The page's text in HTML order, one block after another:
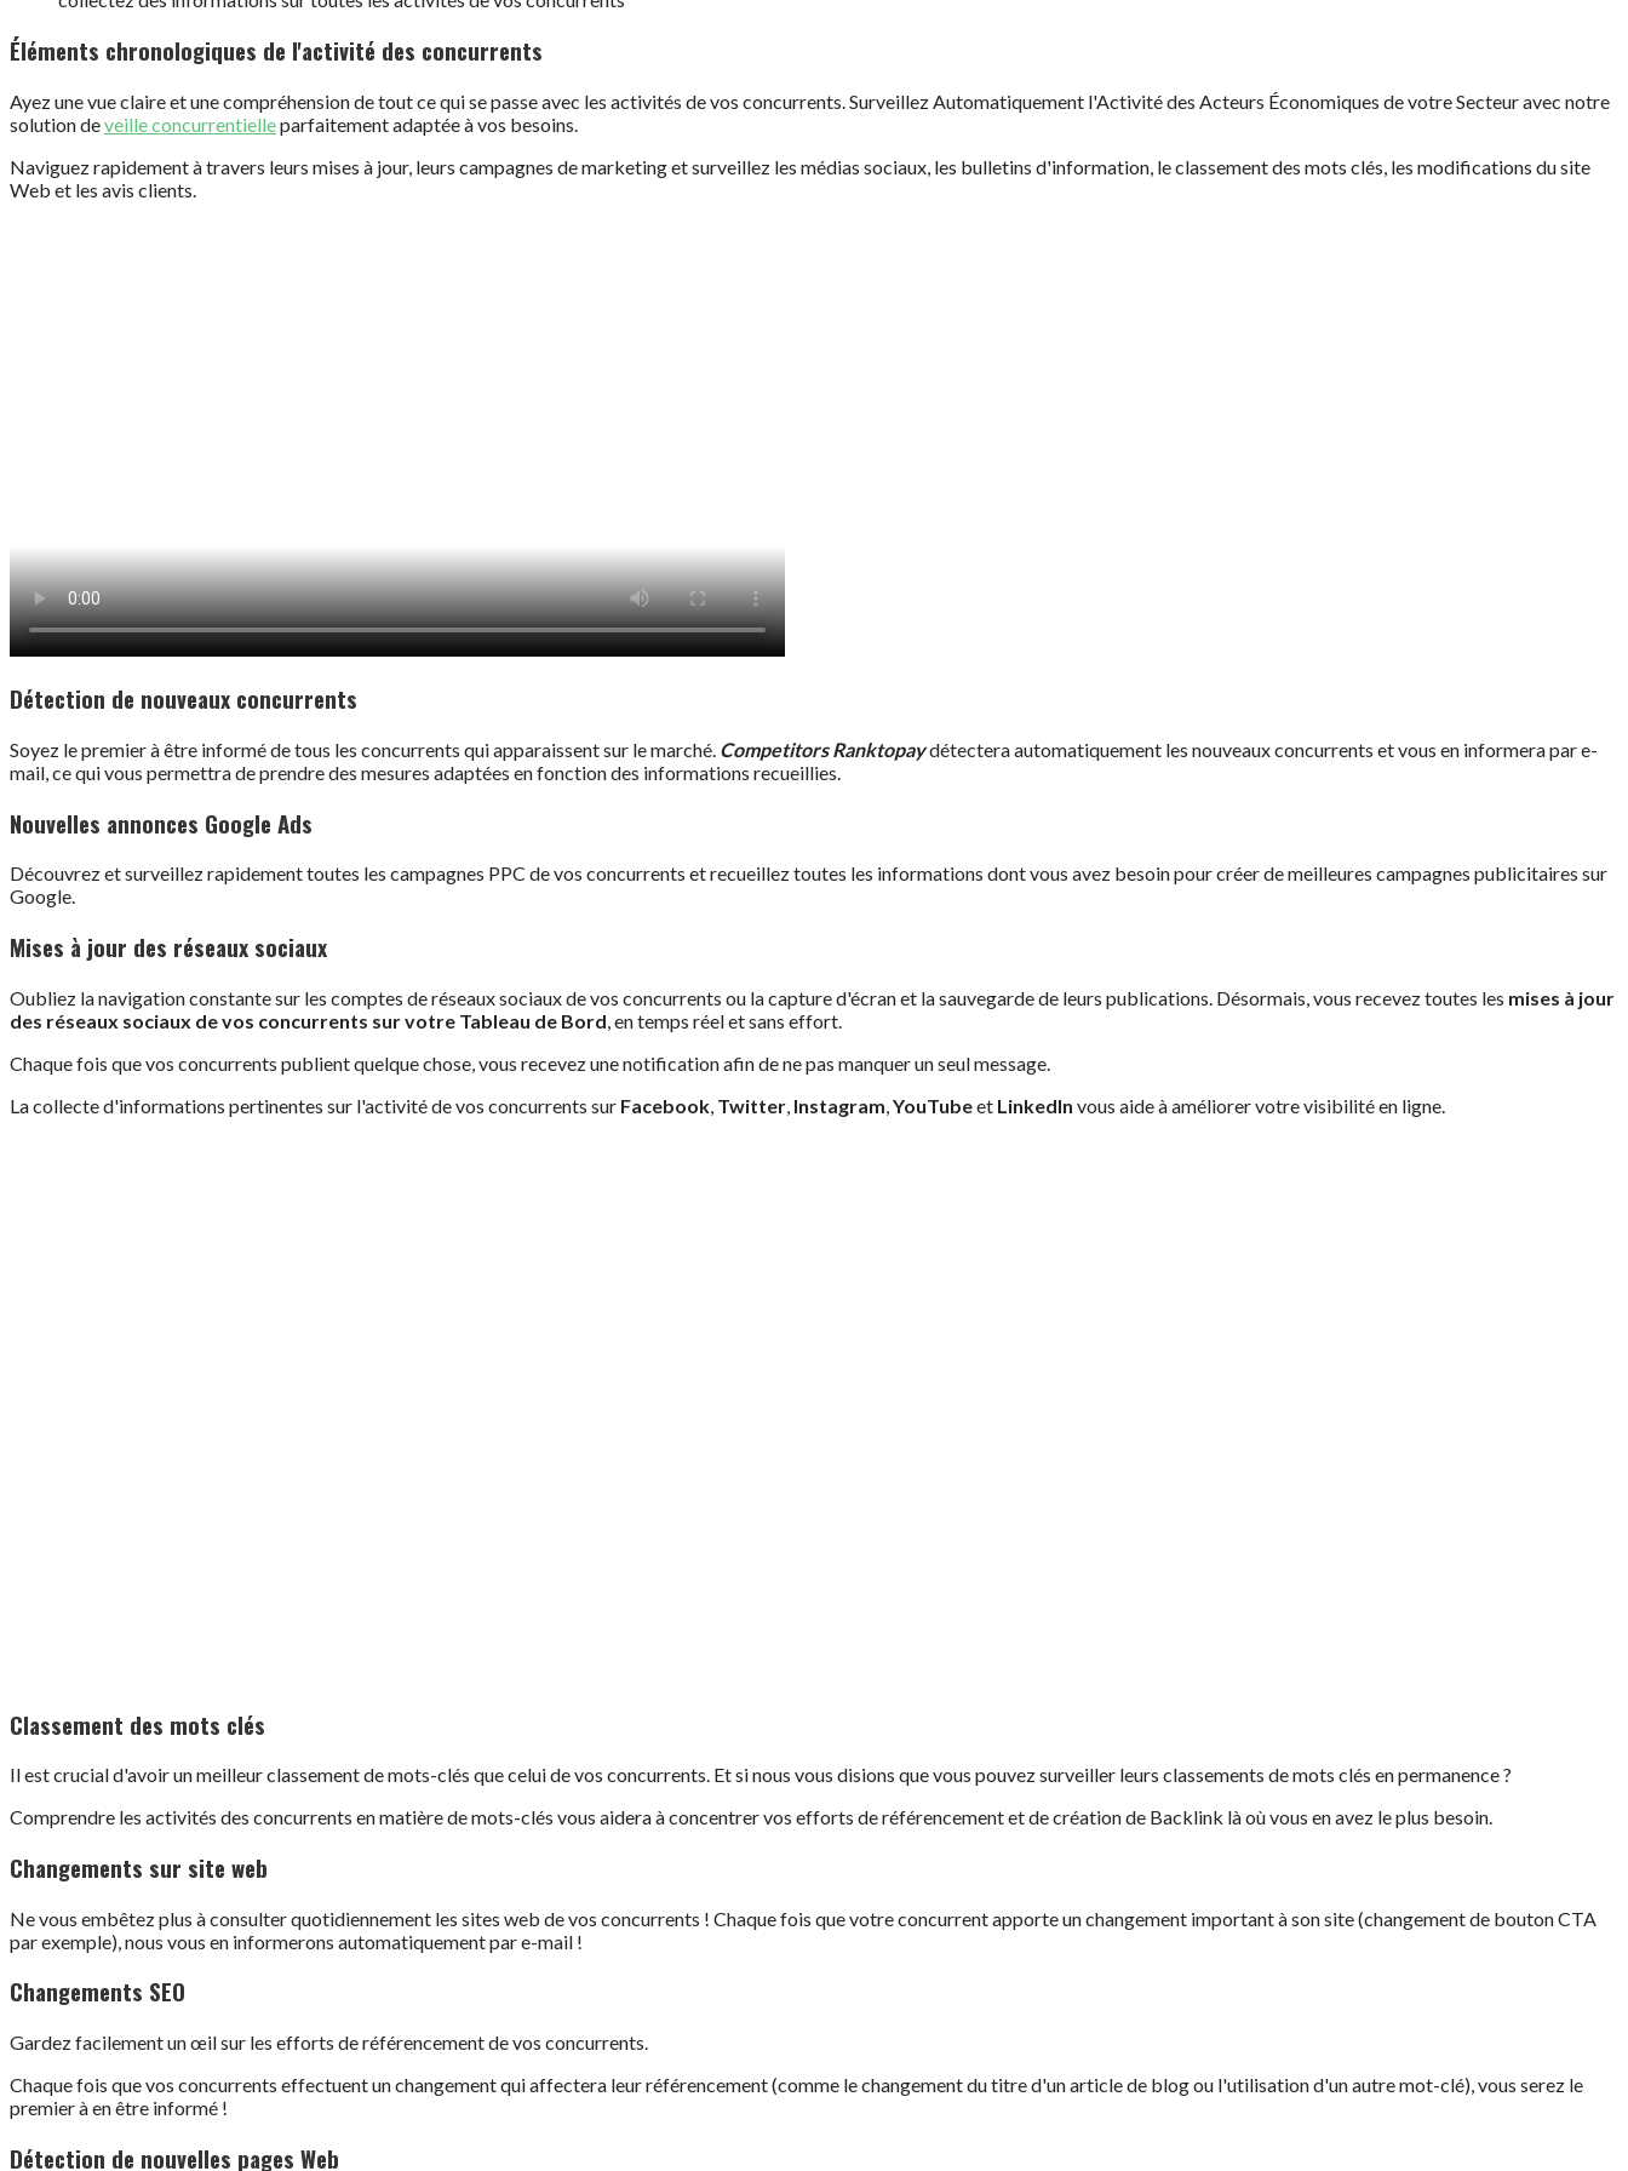
Éléments chronologiques de l'activité des concurrents
Ayez une vue claire et une compréhension de tout ce qui se passe avec les activités de vos concurrents. Surveillez Automatiquement l'Activité des Acteurs Économiques de votre Secteur avec notre
solution deveille concurrentielleparfaitement adaptée à vos besoins.
Naviguez rapidement à travers leurs mises à jour, leurs campagnes de marketing et surveillez les médias sociaux, les bulletins d'information, le classement des mots clés, les modifications du site
Web et les avis clients.
Détection de nouveaux concurrents
Soyez le premier à être informé de tous les concurrents qui apparaissent sur le marché. Competitors Ranktopaydétectera automatiquement les nouveaux concurrents et vous en informera par e-
mail, ce qui vous permettra de prendre des mesures adaptées en fonction des informations recueillies.
Nouvelles annonces Google Ads
Découvrez et surveillez rapidement toutes les campagnes PPC de vos concurrents et recueillez toutes les informations dont vous avez besoin pour créer de meilleures campagnes publicitaires sur
Google.
Mises à jour des réseaux sociaux
Oubliez la navigation constante sur les comptes de réseaux sociaux de vos concurrents ou la capture d'écran et la sauvegarde de leurs publications. Désormais, vous recevez toutes les mises à jour
des réseaux sociaux de vos concurrents sur votre Tableau de Bord, en temps réel et sans effort.
Chaque fois que vos concurrents publient quelque chose, vous recevez une notification afin de ne pas manquer un seul message.
La collecte d'informations pertinentes sur l'activité de vos concurrents sur Facebook, Twitter, Instagram,YouTubeet LinkedIn vous aide à améliorer votre visibilité en ligne.
Classement des mots clés
Il est crucial d'avoir un meilleur classement de mots-clés que celui de vos concurrents. Et si nous vous disions que vous pouvez surveiller leurs classements de mots clés en permanence ?
Comprendre les activités des concurrents en matière de mots-clés vous aidera à concentrer vos efforts de référencement et de création de Backlink là où vous en avez le plus besoin.
Changements sur site web
Ne vous embêtez plus à consulter quotidiennement les sites web de vos concurrents ! Chaque fois que votre concurrent apporte un changement important à son site (changement de bouton CTA
par exemple), nous vous en informerons automatiquement par e-mail !
Changements SEO
Gardez facilement un œil sur les efforts de référencement de vos concurrents.
Chaque fois que vos concurrents effectuent un changement qui affectera leur référencement (comme le changement du titre d'un article de blog ou l'utilisation d'un autre mot-clé), vous serez le
premier à en être informé !
Détection de nouvelles pages Web